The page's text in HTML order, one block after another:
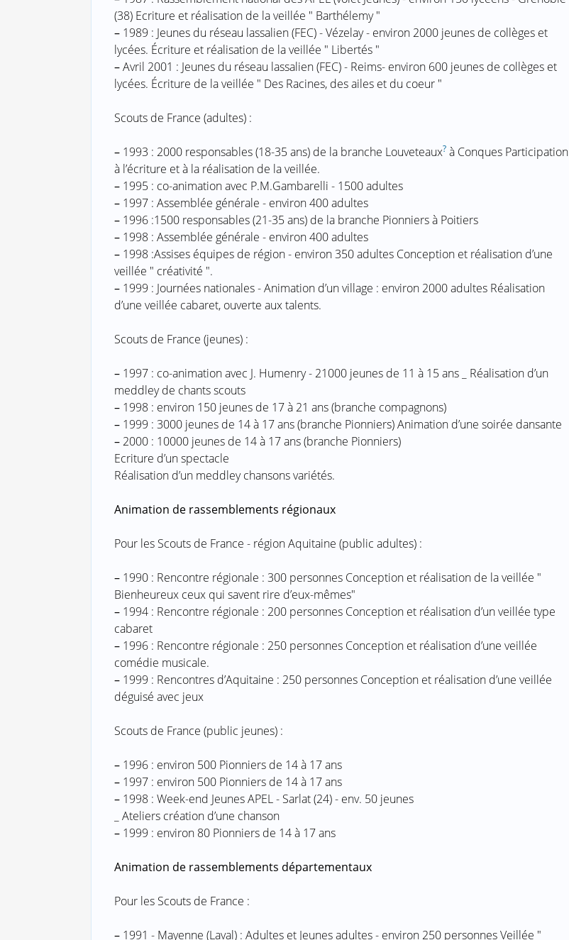
(38) Ecriture et réalisation de la veillée " Barthélemy "
–1989 : Jeunes du réseau lassalien (FEC) - Vézelay - environ 2000 jeunes de collèges et
lycées. Écriture et réalisation de la veillée " Libertés "
–Avril 2001 : Jeunes du réseau lassalien (FEC) - Reims- environ 600 jeunes de collèges et
lycées. Écriture de la veillée " Des Racines, des ailes et du coeur "
Scouts de France (adultes) :
–1993 : 2000 responsables (18-35 ans) de la branche Louveteaux?à Conques Participation
à l’écriture et à la réalisation de la veillée.
–1995 : co-animation avec P.M.Gambarelli - 1500 adultes
–1997 : Assemblée générale - environ 400 adultes
–1996 :1500 responsables (21-35 ans) de la branche Pionniers à Poitiers
–1998 : Assemblée générale - environ 400 adultes
–1998 :Assises équipes de région - environ 350 adultes Conception et réalisation d’une
veillée " créativité ".
–1999 : Journées nationales - Animation d’un village : environ 2000 adultes Réalisation
d’une veillée cabaret, ouverte aux talents.
Scouts de France (jeunes) :
–1997 : co-animation avec J. Humenry - 21000 jeunes de 11 à 15 ans _ Réalisation d’un
meddley de chants scouts
–1998 : environ 150 jeunes de 17 à 21 ans (branche compagnons)
–1999 : 3000 jeunes de 14 à 17 ans (branche Pionniers) Animation d’une soirée dansante
–2000 : 10000 jeunes de 14 à 17 ans (branche Pionniers)
Ecriture d’un spectacle
Réalisation d’un meddley chansons variétés.
Animation de rassemblements régionaux
Pour les Scouts de France - région Aquitaine (public adultes) :
–1990 : Rencontre régionale : 300 personnes Conception et réalisation de la veillée "
Bienheureux ceux qui savent rire d’eux-mêmes"
–1994 : Rencontre régionale : 200 personnes Conception et réalisation d’un veillée type
cabaret
–1996 : Rencontre régionale : 250 personnes Conception et réalisation d’une veillée
comédie musicale.
–1999 : Rencontres d’Aquitaine : 250 personnes Conception et réalisation d’une veillée
déguisé avec jeux
Scouts de France (public jeunes) :
–1996 : environ 500 Pionniers de 14 à 17 ans
–1997 : environ 500 Pionniers de 14 à 17 ans
–1998 : Week-end Jeunes APEL - Sarlat (24) - env. 50 jeunes
_ Ateliers création d’une chanson
–1999 : environ 80 Pionniers de 14 à 17 ans
Animation de rassemblements départementaux
Pour les Scouts de France :
–1991 - Mayenne (Laval) : Adultes et Jeunes adultes - environ 250 personnes Veillée "